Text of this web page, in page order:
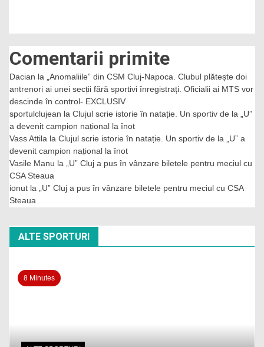
Comentarii primite
Dacian la
„Anomaliile” din CSM Cluj-Napoca. Clubul plătește doi
antrenori ai unei secții fără sportivi înregistrați. Oficialii ai MTS vor
descinde în control- EXCLUSIV
sportulclujean la Clujul scrie istorie în natație. Un sportiv de la „U”
a devenit campion național la înot
Vass Attila la Clujul scrie istorie în natație. Un sportiv de la „U” a
devenit campion național la înot
Vasile Manu la
„U” Cluj a pus în vânzare biletele pentru meciul cu
CSA Steaua
ionut la
„U” Cluj a pus în vânzare biletele pentru meciul cu CSA
Steaua
ALTE SPORTURI
8 Minutes